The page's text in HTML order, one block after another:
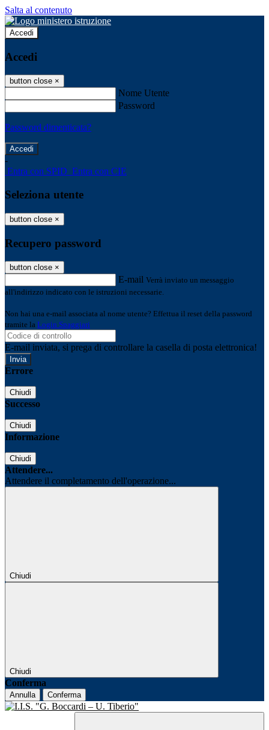
Salta al contenuto
Accedi
Accedi
button close ×
Nome Utente
Password
Password dimenticata?
-
Entra con SPID Entra con CIE
Seleziona utente
button close ×
Recupero password
button close ×
E-mail Verrà inviato un messaggio
all'indirizzo indicato con le istruzioni necessarie.
Non hai una e-mail associata al nome utente? Effettua il reset della password
tramite la Login Spaggiari
E-mail inviata, si prega di controllare la casella di posta elettronica!
Errore
Chiudi
Successo
Chiudi
Informazione
Chiudi
Attendere...
Attendere il completamento dell'operazione...
Chiudi
Chiudi
Conferma
Annulla Conferma